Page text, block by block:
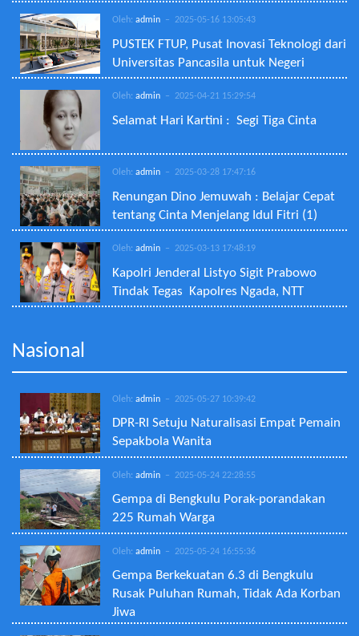
Oleh: admin – 2025-05-16 13:05:43
PUSTEK FTUP, Pusat Inovasi Teknologi dari
Universitas Pancasila untuk Negeri
Oleh: admin – 2025-04-21 15:29:54
Selamat Hari Kartini : Segi Tiga Cinta
Oleh: admin – 2025-03-28 17:47:16
Renungan Dino Jemuwah : Belajar Cepat
tentang Cinta Menjelang Idul Fitri (1)
Oleh: admin – 2025-03-13 17:48:19
Kapolri Jenderal Listyo Sigit Prabowo
Tindak Tegas Kapolres Ngada, NTT
Nasional
Oleh: admin – 2025-05-27 10:39:42
DPR-RI Setuju Naturalisasi Empat Pemain
Sepakbola Wanita
Oleh: admin – 2025-05-24 22:28:55
Gempa di Bengkulu Porak-porandakan
225 Rumah Warga
Oleh: admin – 2025-05-24 16:55:36
Gempa Berkekuatan 6.3 di Bengkulu
Rusak Puluhan Rumah, Tidak Ada Korban
Jiwa